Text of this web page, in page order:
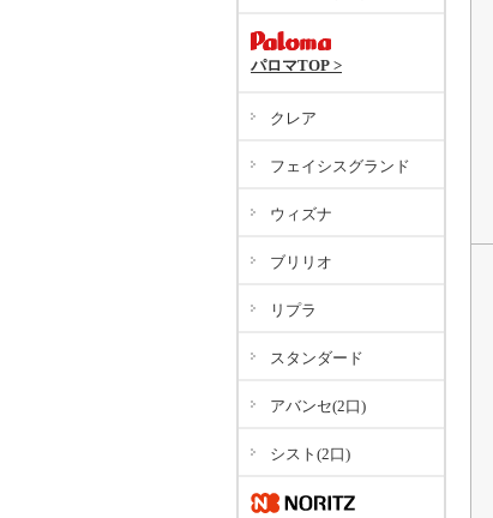
パロマTOP >
クレア
フェイシスグランド
ウィズナ
ブリリオ
リプラ
スタンダード
アバンセ(2口)
シスト(2口)